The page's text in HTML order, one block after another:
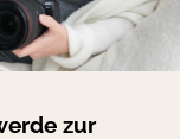
zur